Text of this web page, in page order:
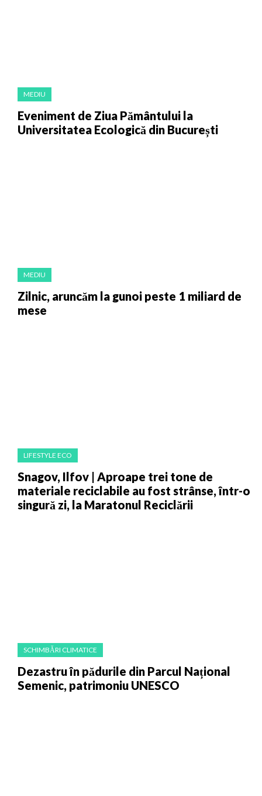
MEDIU
Eveniment de Ziua Pământului la
Universitatea Ecologică din București
MEDIU
Zilnic, aruncăm la gunoi peste 1 miliard de
mese
LIFESTYLE ECO
Snagov, Ilfov | Aproape trei tone de
materiale reciclabile au fost strânse, într-o
singură zi, la Maratonul Reciclării
SCHIMBĂRI CLIMATICE
Dezastru în pădurile din Parcul Național
Semenic, patrimoniu UNESCO